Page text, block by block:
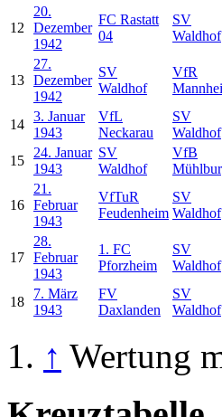
12
20.
Dezember
1942
FC Rastatt
04
SV
Waldhof
13
27.
Dezember
1942
SV
Waldhof
VfR
14
3. Januar
1943
VfL
Neckarau
SV
Waldhof
15
24. Januar
1943
SV
Waldhof
VfB
16
21.
Februar
1943
VfTuR
Feudenheim
SV
Waldhof
17
28.
Februar
1943
1. FC
Pforzheim
SV
Waldhof
18
7. März
1943
FV
Daxlanden
SV
Waldhof
↑ Wertung